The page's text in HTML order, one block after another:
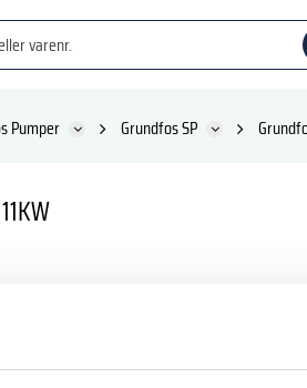
Pumper Grundfos SP